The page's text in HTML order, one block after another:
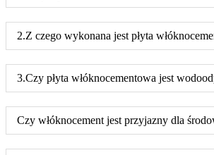
2.Z czego wykonana jest płyta
3.Czy płyta włóknocementowa jest
Czy włóknocement jest przyjazny dla